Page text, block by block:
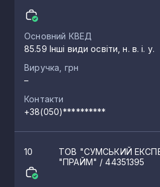
Основний КВЕД
85.59 Інші види освіти, н. в. і. у.
Виручка, грн
–
Контакти
+38(050)**********
10
ТОВ "СУМСЬКИЙ
"ПРАЙМ" / 44351395